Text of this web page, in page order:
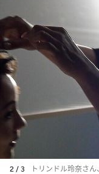
2 / 3 トリンドル玲奈さん